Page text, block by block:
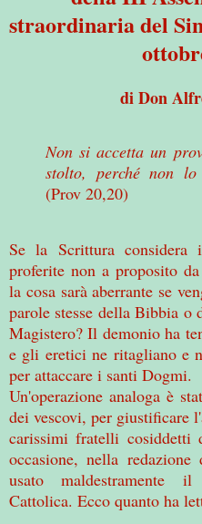
straordinaria del
di Don
Non si accetta un
stolto, perché non
(Prov 20,20)
Sela Scritturaconsidera
proferite non a proposito
la cosa sarà aberrante se
parole stesse della Bibbia
Magistero? Il demonio ha
e gli eretici ne ritagliano e
per attaccare i santi Dogmi.
Un'operazione analoga è
dei vescovi, per giustificare
carissimi fratelli cosiddetti
occasione, nella redazione
usato maldestramente
Cattolica. Ecco quanto ha